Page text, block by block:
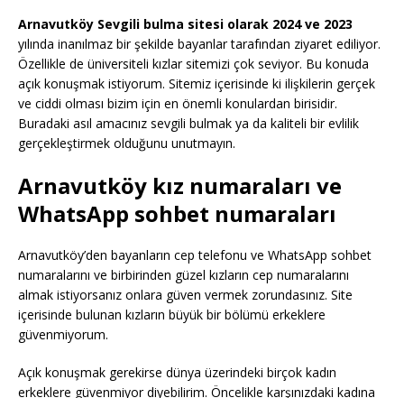
Arnavutköy Sevgili bulma sitesi olarak 2024 ve 2023
yılında inanılmaz bir şekilde bayanlar tarafından ziyaret ediliyor.
Özellikle de üniversiteli kızlar sitemizi çok seviyor. Bu konuda
açık konuşmak istiyorum. Sitemiz içerisinde ki ilişkilerin gerçek
ve ciddi olması bizim için en önemli konulardan birisidir.
Buradaki asıl amacınız sevgili bulmak ya da kaliteli bir evlilik
gerçekleştirmek olduğunu unutmayın.
Arnavutköy kız numaraları ve
WhatsApp sohbet numaraları
Arnavutköy’den bayanların cep telefonu ve WhatsApp sohbet
numaralarını ve birbirinden güzel kızların cep numaralarını
almak istiyorsanız onlara güven vermek zorundasınız. Site
içerisinde bulunan kızların büyük bir bölümü erkeklere
güvenmiyorum.
Açık konuşmak gerekirse dünya üzerindeki birçok kadın
erkeklere güvenmiyor diyebilirim. Öncelikle karşınızdaki kadına